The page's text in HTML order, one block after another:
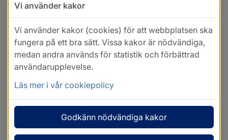
Vi använder kakor
Vi använder kakor (cookies) för att webbplatsen ska
fungera på ett bra sätt. Vissa kakor är nödvändiga,
medan andra används för statistik och förbättrad
användarupplevelse.
Läs mer i vår cookiepolicy
Godkänn nödvändiga kakor